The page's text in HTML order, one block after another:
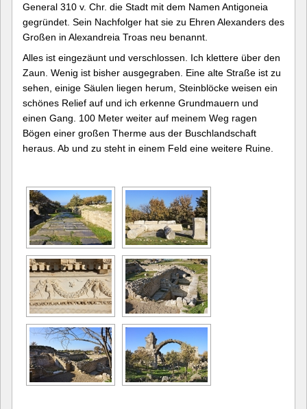
General 310 v. Chr. die Stadt mit dem Namen Antigoneia
gegründet. Sein Nachfolger hat sie zu Ehren Alexanders des
Großen in Alexandreia Troas neu benannt.
Alles ist eingezäunt und verschlossen. Ich klettere über den
Zaun. Wenig ist bisher ausgegraben. Eine alte Straße ist zu
sehen, einige Säulen liegen herum, Steinblöcke weisen ein
schönes Relief auf und ich erkenne Grundmauern und
einen Gang. 100 Meter weiter auf meinem Weg ragen
Bögen einer großen Therme aus der Buschlandschaft
heraus. Ab und zu steht in einem Feld eine weitere Ruine.